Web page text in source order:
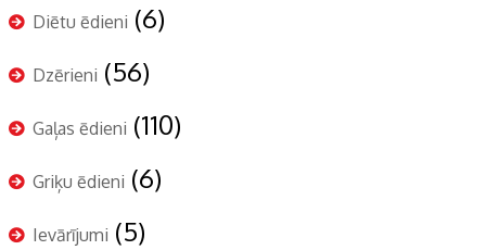
Diētu ēdieni (6)
Dzērieni (56)
Gaļas ēdieni (110)
Griķu ēdieni (6)
Ievārījumi (5)